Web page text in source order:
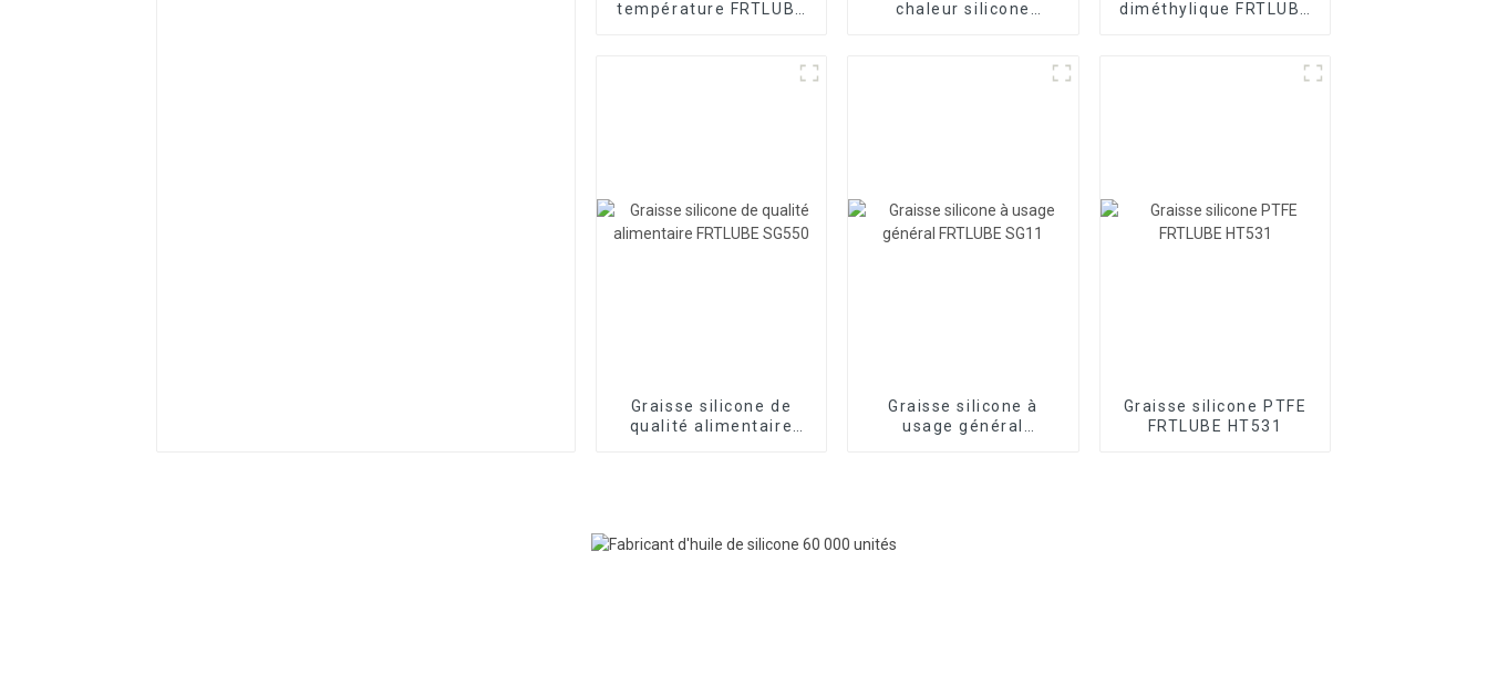
température FRTLUBE
chaleur silicone
diméthylique FRTLUBE
Graisse silicone de
qualité alimentaire
Graisse silicone à
usage général
Graisse silicone PTFE
FRTLUBE HT531